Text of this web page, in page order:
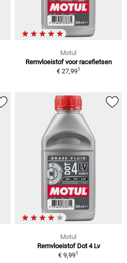
Motul
Remvloeistof voor racefietsen
€ 27,991
Motul
Remvloeistof Dot 4 Lv
€ 9,991